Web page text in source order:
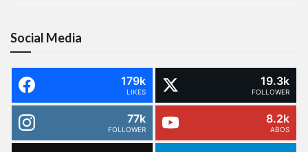
Social Media
179k
LIKES
19.3k
FOLLOWER
77k
FOLLOWER
8.2k
ABOS